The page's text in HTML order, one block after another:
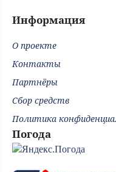
Информация
О проекте
Контакты
Партнёры
Сбор средств
Политика
Погода